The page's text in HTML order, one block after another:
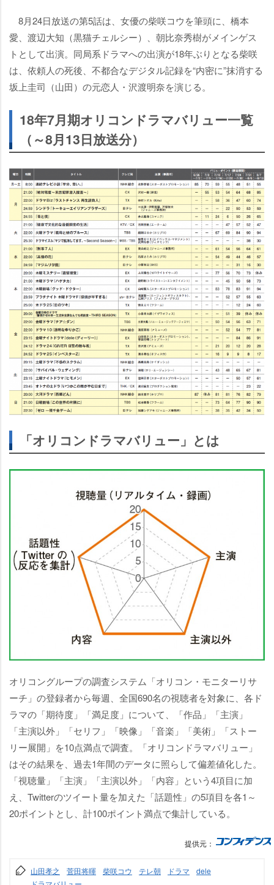
8月24日放送の第5話は、女優の柴咲コウを筆頭に、橋本
愛、渡辺大知（黒猫チェルシー）、朝比奈秀樹がメインゲス
トとして出演。同局系ドラマへの出演が18年ぶりとなる柴咲
は、依頼人の死後、不都合なデジタル記録を“内密に”抹消する
坂上圭司（山田）の元恋人・沢渡明奈を演じる。
18年7月期オリコンドラマバリュー一覧
（～8月13日放送分）
「オリコンドラマバリュー」とは
オリコングループの調査システム「オリコン・モニターリサ
ーチ」の登録者から毎週、全国690名の視聴者を対象に、各ド
ラマの「期待度」「満足度」について、「作品」「主演」
「主演以外」「セリフ」「映像」「音楽」「美術」「ストー
リー展開」を10点満点で調査。「オリコンドラマバリュー」
はその結果を、過去1年間のデータに照らして偏差値化した。
「視聴量」「主演」「主演以外」「内容」という4項目に加
え、Twitterのツイート量を加えた「話題性」の5項目を各1～
20ポイントとし、計100ポイント満点で集計している。
提供元：
山田孝之 菅田将暉 柴咲コウ テレ朝 ドラマ
dele